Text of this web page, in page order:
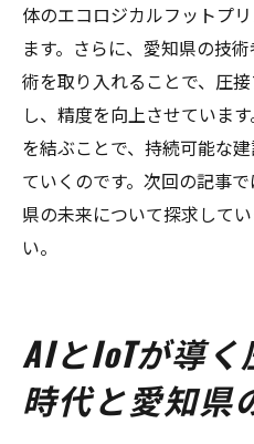
体のエコロジカルフットプ
ます。さらに、愛知県の技
術を取り入れることで、圧
し、精度を向上させていま
を結ぶことで、持続可能な
ていくのです。次回の記事
県の未来について探求して
い。
AIとIoTが導
時代と愛知県